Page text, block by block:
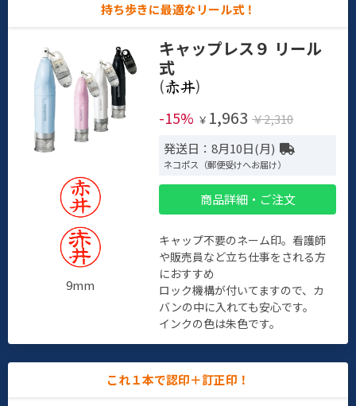
持ち歩きに最適なリール式！
9mm
キャップレス９ リール
式
(
)
-15% ￥ 1,963 ￥2,310
発送日：8月10日(月)
ネコポス（郵便受けへお届け）
商品詳細・ご注文
キャップ不要のネーム印。看護師
や販売員など立ち仕事をされる方
におすすめ
ロック機構が付いてますので、カ
バンの中に入れても安心です。
インクの色は朱色です。
これ１本で認印＋訂正印！